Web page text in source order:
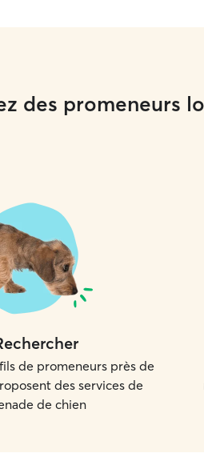
des promeneurs
de promeneurs près de
des services de
de chien